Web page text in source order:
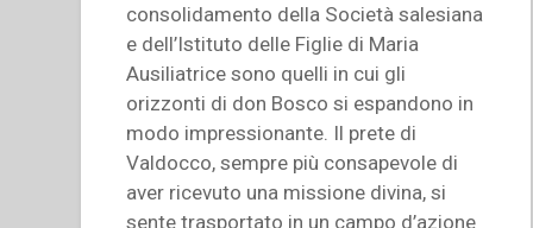
consolidamento della Società salesiana
e dell’Istituto delle Figlie di Maria
Ausiliatrice sono quelli in cui gli
orizzonti di don Bosco si espandono in
modo impressionante. Il prete di
Valdocco, sempre più consapevole di
aver ricevuto una missione divina, si
sente trasportato in un campo d’azione